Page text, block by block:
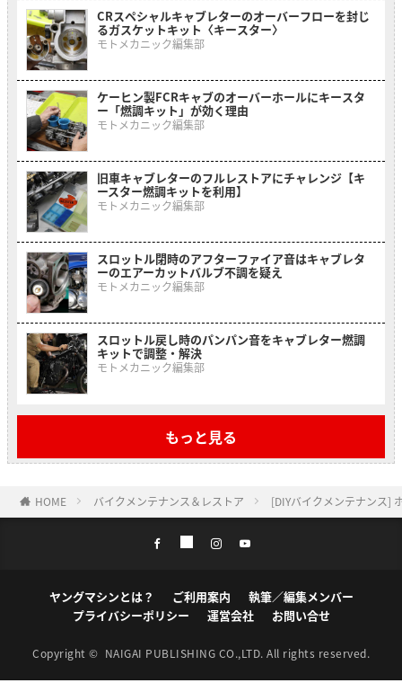
CRスペシャルキャブレターのオーバーフローを封じ
るガスケットキット〈キースター〉
モトメカニック編集部
ケーヒン製FCRキャブのオーバーホールにキースタ
ー「燃調キット」が効く理由
モトメカニック編集部
旧車キャブレターのフルレストアにチャレンジ【キ
ースター燃調キットを利用】
モトメカニック編集部
スロットル閉時のアフターファイア音はキャブレタ
ーのエアーカットバルブ不調を疑え
モトメカニック編集部
スロットル戻し時のパンパン音をキャブレター燃調
キットで調整・解決
モトメカニック編集部
もっと見る
HOME バイクメンテナンス＆レストア [DIYバイクメンテナンス]
ヤングマシンとは？ ご利用案内
執筆／編集メンバー
プライバシーポリシー
運営会社 お問い合せ
Copyright © NAIGAI PUBLISHING CO.,LTD. All rights reserved.